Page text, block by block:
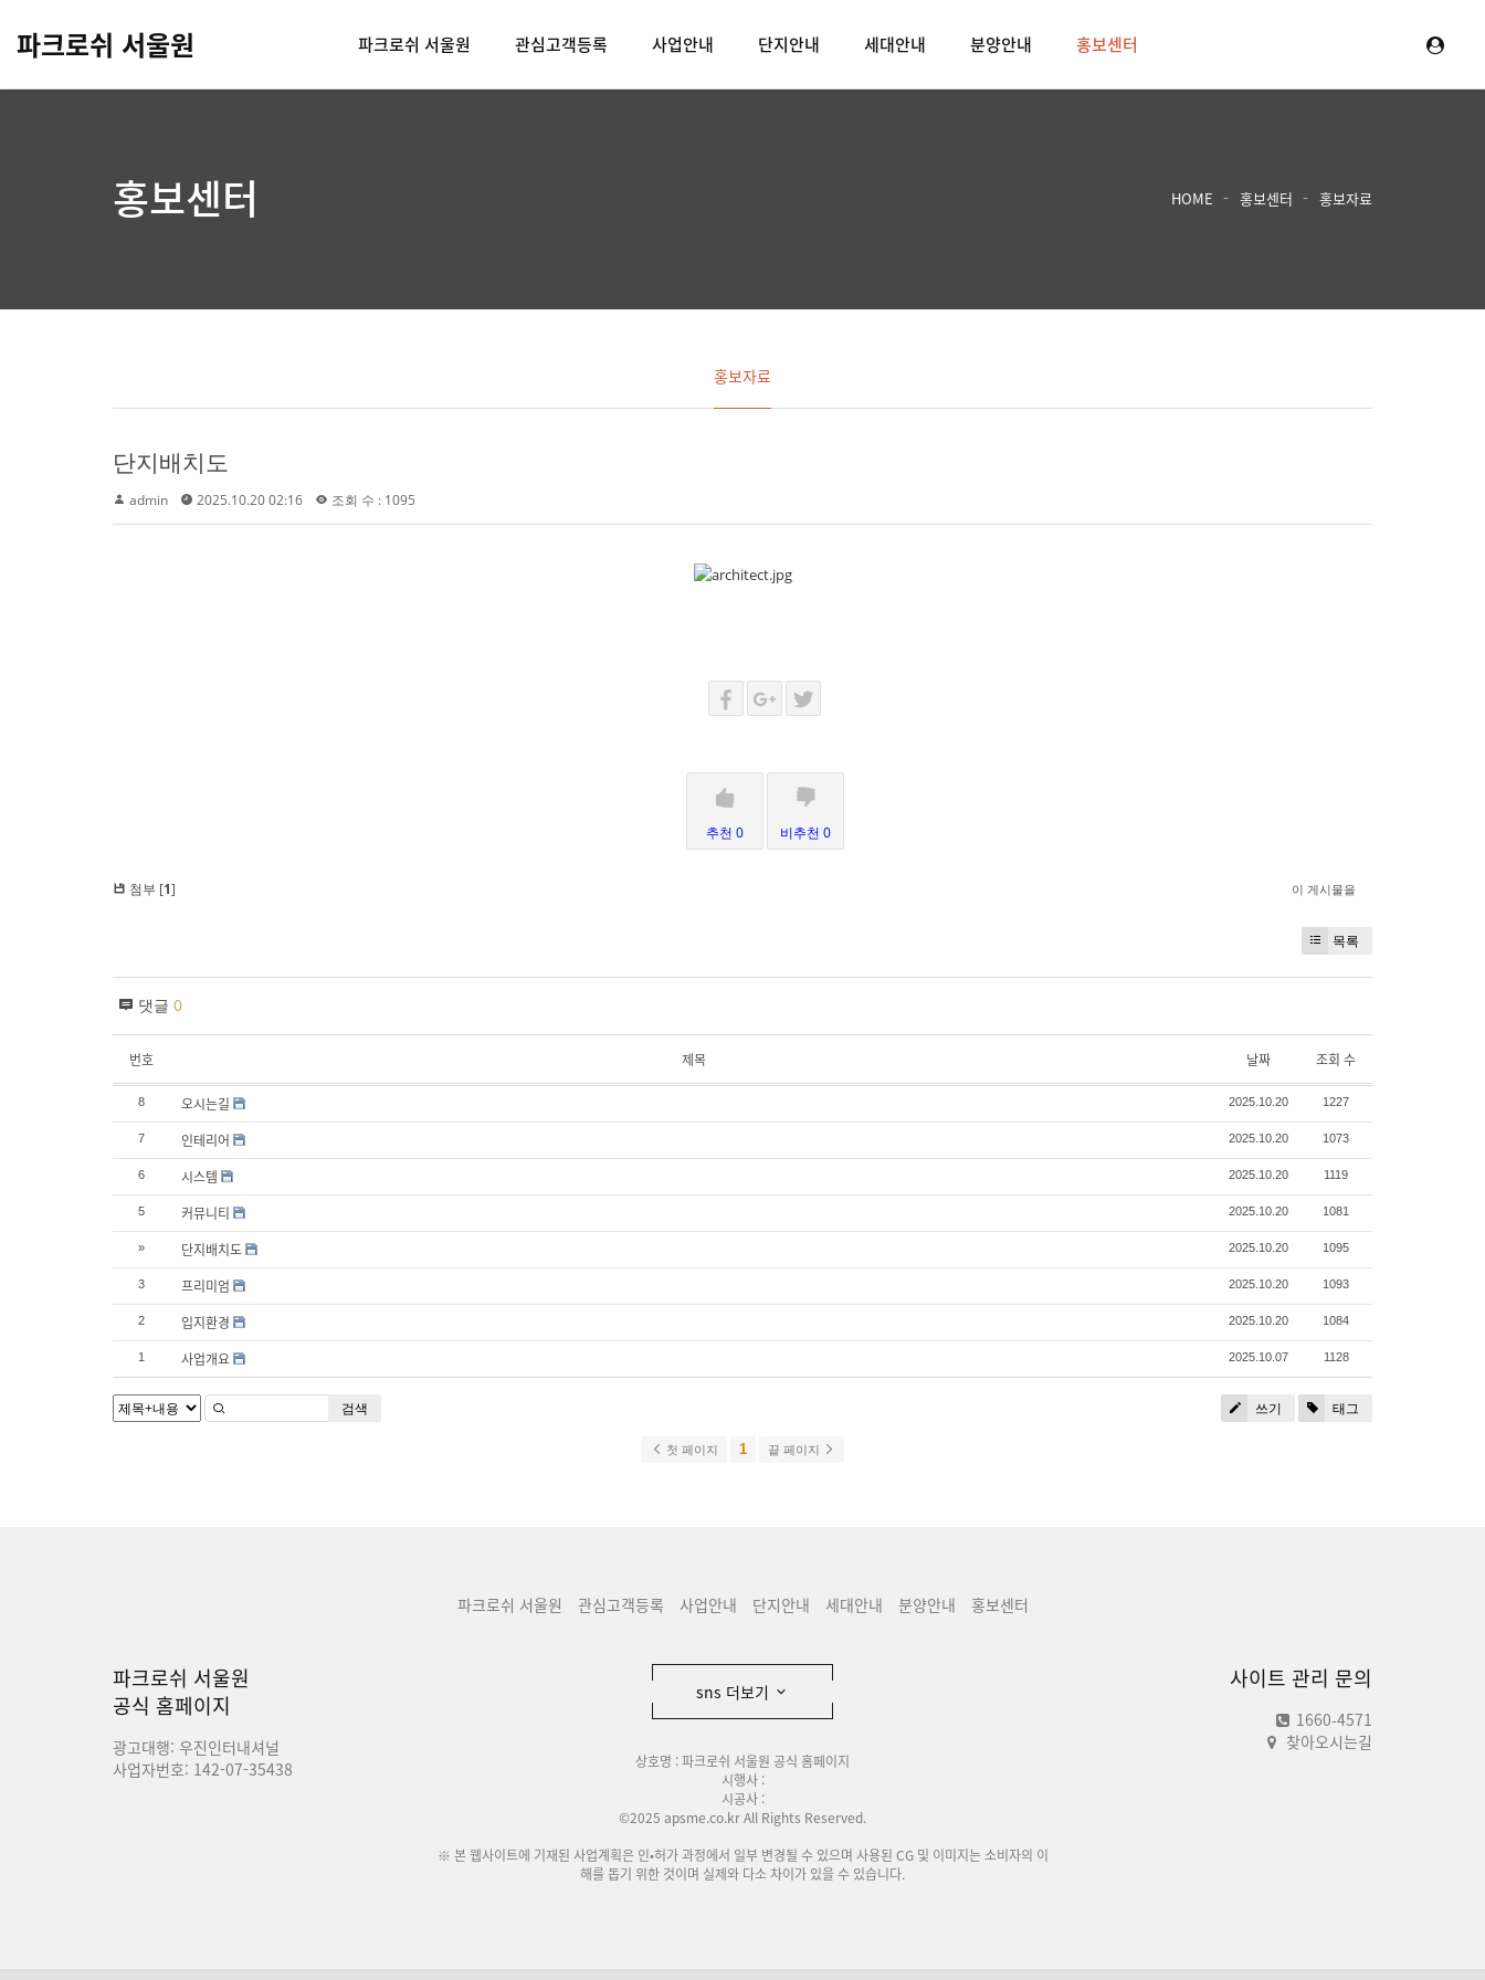
파크로쉬 서울원 파크로쉬 서울원 관심고객등록 사업안내 단지안내 세대안내 분양안내 홍보센터
홍보센터 HOME 홍보센터 홍보자료
홍보자료
단지배치도
admin 2025.10.20 02:16 조회 수 : 1095
추천 0 비추천 0
첨부 [1] 이 게시물을
목록
댓글 0
번호 제목 날짜 조회 수
8 오시는길 2025.10.20 1227
7 인테리어 2025.10.20 1073
6 시스템 2025.10.20 1119
5 커뮤니티 2025.10.20 1081
» 단지배치도 2025.10.20 1095
3 프리미엄 2025.10.20 1093
2 입지환경 2025.10.20 1084
1 사업개요 2025.10.07 1128
쓰기 태그
검색
첫 페이지 1 끝 페이지
파크로쉬 서울원 관심고객등록 사업안내 단지안내 세대안내 분양안내 홍보센터
파크로쉬 서울원
공식 홈페이지
광고대행: 우진인터내셔널
사업자번호: 142-07-35438
사이트 관리 문의
1660-4571
찾아오시는길
sns 더보기
상호명 : 파크로쉬 서울원 공식 홈페이지
시행사 :
시공사 :
©2025 apsme.co.kr All Rights Reserved.
※ 본 웹사이트에 기재된 사업계획은 인•허가 과정에서 일부 변경될 수 있으며 사용된 CG 및 이미지는 소비자의 이
해를 돕기 위한 것이며 실제와 다소 차이가 있을 수 있습니다.